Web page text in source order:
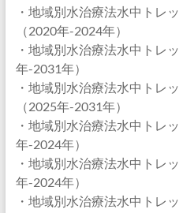
・地域別水治療法水中トレ
（2020年-2024年）
・地域別水治療法水中トレ
年-2031年）
・地域別水治療法水中トレ
（2025年-2031年）
・地域別水治療法水中トレ
年-2024年）
・地域別水治療法水中トレ
年-2024年）
・地域別水治療法水中トレ